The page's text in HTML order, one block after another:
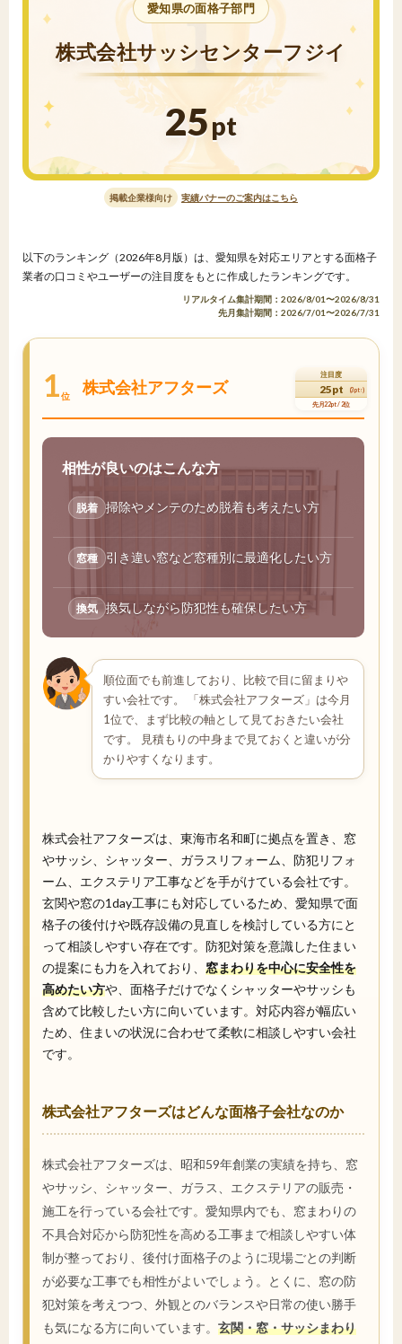
愛知県の面格子部門
株式会社サッシセンターフジイ
25pt
掲載企業様向け 実績バナーのご案内はこちら
以下のランキング（2026年8月版）は、愛知県を対応エリアとする面格子
業者の口コミやユーザーの注目度をもとに作成したランキングです。
リアルタイム集計期間：2026/8/01〜2026/8/31
先月集計期間：2026/7/01〜2026/7/31
1位 株式会社アフターズ
注目度
25pt (3pt↑)
先月22pt / 2位
相性が良いのはこんな方
脱着 掃除やメンテのため脱着も考えたい方
窓種 引き違い窓など窓種別に最適化したい方
換気 換気しながら防犯性も確保したい方
順位面でも前進しており、比較で目に留まりや
すい会社です。 「株式会社アフターズ」は今月
1位で、まず比較の軸として見ておきたい会社
です。 見積もりの中身まで見ておくと違いが分
かりやすくなります。
株式会社アフターズは、東海市名和町に拠点を置き、窓
やサッシ、シャッター、ガラスリフォーム、防犯リフォ
ーム、エクステリア工事などを手がけている会社です。
玄関や窓の1day工事にも対応しているため、愛知県で面
格子の後付けや既存設備の見直しを検討している方にと
って相談しやすい存在です。防犯対策を意識した住まい
の提案にも力を入れており、 窓まわりを中心に安全性を
高めたい方や、面格子だけでなくシャッターやサッシも
含めて比較したい方に向いています。対応内容が幅広い
ため、住まいの状況に合わせて柔軟に相談しやすい会社
です。
株式会社アフターズはどんな面格子会社なのか
株式会社アフターズは、昭和59年創業の実績を持ち、窓
やサッシ、シャッター、ガラス、エクステリアの販売・
施工を行っている会社です。愛知県内でも、窓まわりの
不具合対応から防犯性を高める工事まで相談しやすい体
制が整っており、後付け面格子のように現場ごとの判断
が必要な工事でも相性がよいでしょう。とくに、窓の防
犯対策を考えつつ、外観とのバランスや日常の使い勝手
も気になる方に向いています。 玄関・窓・サッシまわり